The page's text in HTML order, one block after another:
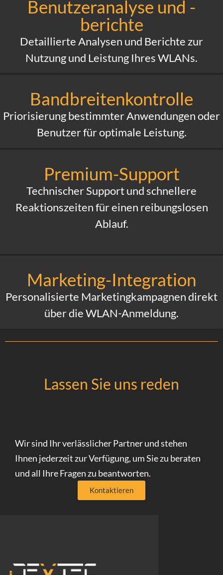
Benutzeranalyse und -
berichte
Detaillierte Analysen und Berichte zur
Nutzung und Leistung Ihres WLANs.
Bandbreitenkontrolle
Priorisierung bestimmter Anwendungen oder
Benutzer für optimale Leistung.
Premium-Support
Technischer Support und schnellere
Reaktionszeiten für einen reibungslosen
Ablauf.
Marketing-Integration
Personalisierte Marketingkampagnen direkt
über die WLAN-Anmeldung.
Lassen Sie uns reden
Wir sind Ihr verlässlicher Partner und stehen
Ihnen jederzeit zur Verfügung, um Sie zu beraten
und all Ihre Fragen zu beantworten.
Kontaktieren